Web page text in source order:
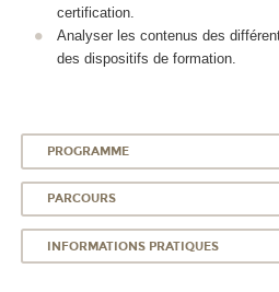
certification.
Analyser les contenus des
des dispositifs de formation.
PROGRAMME
PARCOURS
INFORMATIONS PRATIQUES